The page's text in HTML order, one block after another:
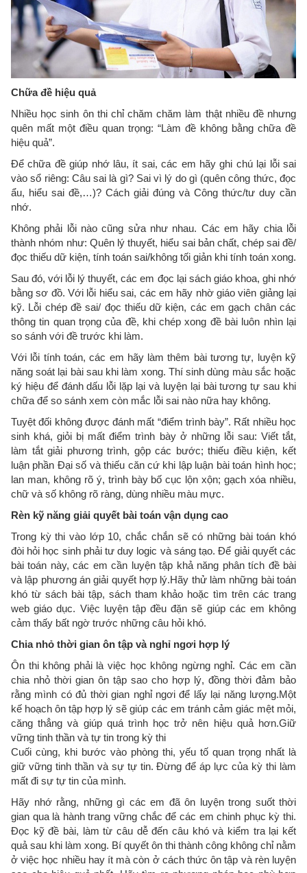
Chữa đề hiệu quả
Nhiều học sinh ôn thi chỉ chăm chăm làm thật nhiều đề nhưng
quên mất một điều quan trọng: “Làm đề không bằng chữa đề
hiệu quả”.
Để chữa đề giúp nhớ lâu, ít sai, các em hãy ghi chú lại lỗi sai
vào sổ riêng: Câu sai là gì? Sai vì lý do gì (quên công thức, đọc
ẩu, hiểu sai đề,…)? Cách giải đúng và Công thức/tư duy cần
nhớ.
Không phải lỗi nào cũng sửa như nhau. Các em hãy chia lỗi
thành nhóm như: Quên lý thuyết, hiểu sai bản chất, chép sai đề/
đọc thiếu dữ kiện, tính toán sai/không tối giản khi tính toán xong.
Sau đó, với lỗi lý thuyết, các em đọc lại sách giáo khoa, ghi nhớ
bằng sơ đồ. Với lỗi hiểu sai, các em hãy nhờ giáo viên giảng lại
kỹ. Lỗi chép đề sai/ đọc thiếu dữ kiện, các em gạch chân các
thông tin quan trọng của đề, khi chép xong đề bài luôn nhìn lại
so sánh với đề trước khi làm.
Với lỗi tính toán, các em hãy làm thêm bài tương tự, luyện kỹ
năng soát lại bài sau khi làm xong. Thí sinh dùng màu sắc hoặc
ký hiệu để đánh dấu lỗi lặp lại và luyện lại bài tương tự sau khi
chữa để so sánh xem còn mắc lỗi sai nào nữa hay không.
Tuyệt đối không được đánh mất “điểm trình bày”. Rất nhiều học
sinh khá, giỏi bị mất điểm trình bày ở những lỗi sau: Viết tắt,
làm tắt giải phương trình, gộp các bước; thiếu điều kiện, kết
luận phần Đại số và thiếu căn cứ khi lập luận bài toán hình học;
lan man, không rõ ý, trình bày bố cục lộn xộn; gạch xóa nhiều,
chữ và số không rõ ràng, dùng nhiều màu mực.
Rèn kỹ năng giải quyết bài toán vận dụng cao
Trong kỳ thi vào lớp 10, chắc chắn sẽ có những bài toán khó
đòi hỏi học sinh phải tư duy logic và sáng tạo. Để giải quyết các
bài toán này, các em cần luyện tập khả năng phân tích đề bài
và lập phương án giải quyết hợp lý.Hãy thử làm những bài toán
khó từ sách bài tập, sách tham khảo hoặc tìm trên các trang
web giáo dục. Việc luyện tập đều đặn sẽ giúp các em không
cảm thấy bất ngờ trước những câu hỏi khó.
Chia nhỏ thời gian ôn tập và nghỉ ngơi hợp lý
Ôn thi không phải là việc học không ngừng nghỉ. Các em cần
chia nhỏ thời gian ôn tập sao cho hợp lý, đồng thời đảm bảo
rằng mình có đủ thời gian nghỉ ngơi để lấy lại năng lượng.Một
kế hoạch ôn tập hợp lý sẽ giúp các em tránh cảm giác mệt mỏi,
căng thẳng và giúp quá trình học trở nên hiệu quả hơn.Giữ
vững tinh thần và tự tin trong kỳ thi
Cuối cùng, khi bước vào phòng thi, yếu tố quan trọng nhất là
giữ vững tinh thần và sự tự tin. Đừng để áp lực của kỳ thi làm
mất đi sự tự tin của mình.
Hãy nhớ rằng, những gì các em đã ôn luyện trong suốt thời
gian qua là hành trang vững chắc để các em chinh phục kỳ thi.
Đọc kỹ đề bài, làm từ câu dễ đến câu khó và kiểm tra lại kết
quả sau khi làm xong. Bí quyết ôn thi thành công không chỉ nằm
ở việc học nhiều hay ít mà còn ở cách thức ôn tập và rèn luyện